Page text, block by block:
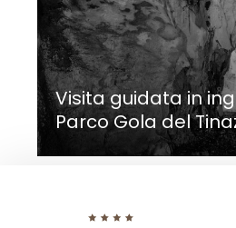
Visita guidata in
Parco Gola del